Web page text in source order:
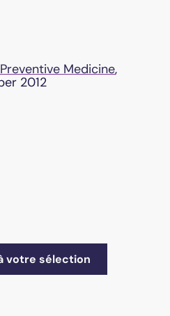
Medicine,
2012
votre sélection